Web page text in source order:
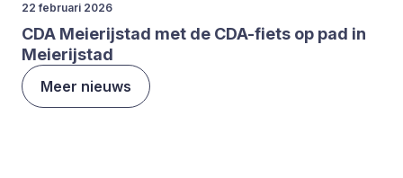
22 februari 2026
CDA Mei­e­rij­stad met de CDA-fiets op pad in
Mei­e­rij­stad
Meer nieuws